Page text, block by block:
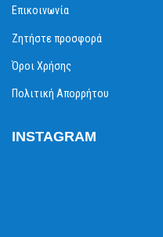
Επικοινωνία
Ζητήστε προσφορά
Όροι Χρήσης
Πολιτική Απορρήτου
INSTAGRAM